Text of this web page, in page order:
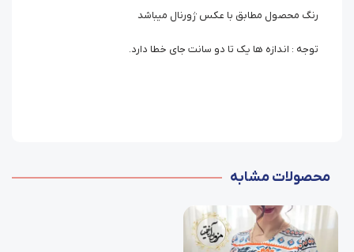
رنگ محصول مطابق با عکس ژورنال میباشد
توجه : اندازه ها یک تا دو سانت جای خطا دارد.
محصولات مشابه